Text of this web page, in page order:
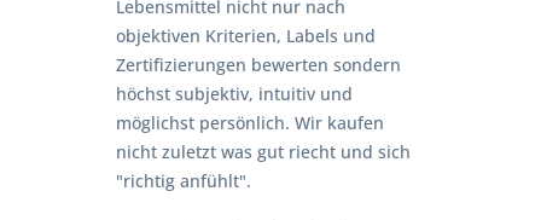
Lebensmittel nicht nur nach
objektiven Kriterien, Labels und
Zertifizierungen bewerten sondern
höchst subjektiv, intuitiv und
möglichst persönlich. Wir kaufen
nicht zuletzt was gut riecht und sich
"richtig anfühlt".